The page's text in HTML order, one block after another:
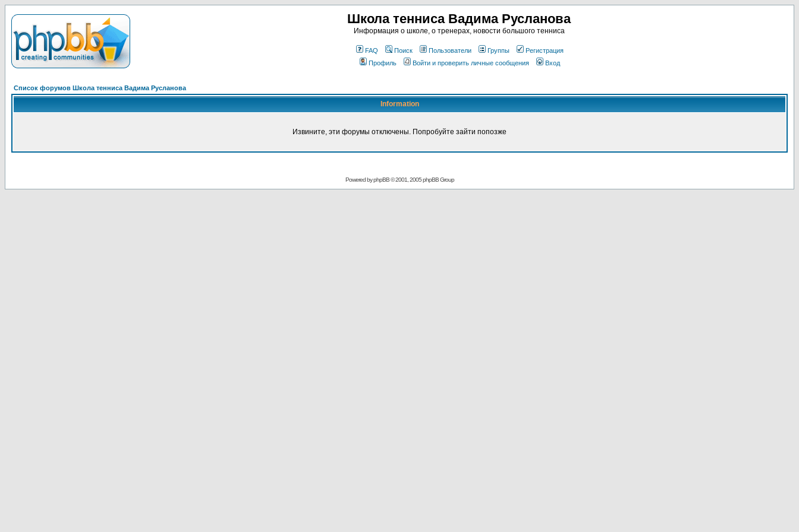
Школа тенниса Вадима Русланова
Информация о школе, о тренерах, новости большого тенниса
FAQ Поиск Пользователи Группы
Регистрация
Профиль
Войти и проверить личные сообщения Вход
Список форумов Школа тенниса Вадима Русланова
Information
Извините, эти форумы отключены. Попробуйте зайти попозже
Powered byphpBB© 2001, 2005 phpBB Group